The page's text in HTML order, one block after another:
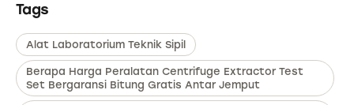
Tags
Alat Laboratorium Teknik Sipil
Berapa Harga Peralatan Centrifuge Extractor Test
Set Bergaransi Bitung Gratis Antar Jemput